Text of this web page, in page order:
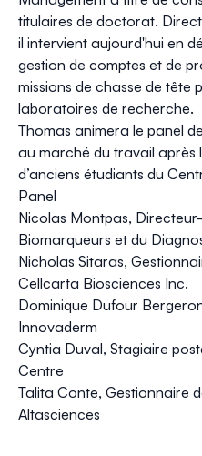
titulaires de doctorat.
il intervient aujourd'hui en
gestion de comptes et de
missions de chasse de tête
laboratoires de recherche.
Thomas animera le panel
au marché du travail après
d’anciens étudiants du
Panel
Nicolas Montpas,
Biomarqueurs et du
Nicholas Sitaras,
Cellcarta Biosciences Inc.
Dominique Dufour
Innovaderm
Cyntia Duval, Stagiaire
Centre
Talita Conte, Gestionnaire
Altasciences